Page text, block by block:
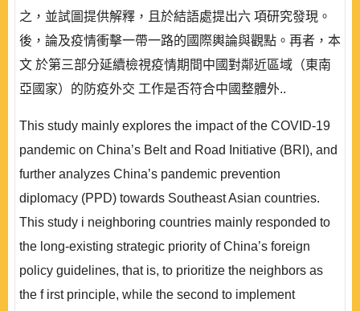
之，並試圖提供解釋，且於結語處提出六 項研究發現。
後，論及疫情衝擊一帶一路的國際輿論與觀點。再者，本
文 於第三部分延續檢視疫情期間中國對鄰近區域（東南
亞國家）的防疫外交 工作是否符合中國整體外..
This study mainly explores the impact of the COVID-19
pandemic on China’s Belt and Road Initiative (BRI), and
further analyzes China’s pandemic prevention
diplomacy (PPD) towards Southeast Asian countries.
This study i neighboring countries mainly responded to
the long-existing strategic priority of China’s foreign
policy guidelines, that is, to prioritize the neighbors as
the f irst principle, while the second to implement